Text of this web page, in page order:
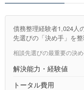
債務整理経験者1,024人
先選びの「決め手」を整
相談先選びの最重要の決
解決能力・経験値
トータル費用